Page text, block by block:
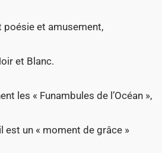
poésie et amusement,
et Blanc.
les « Funambules de l’Océan »,
est un « moment de grâce »